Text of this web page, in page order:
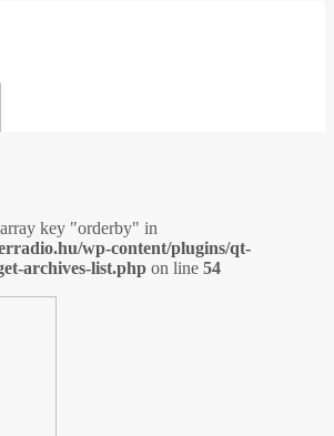
key "orderby" in
wp-content/plugins/qt-
archives-list.php on line 54